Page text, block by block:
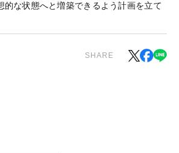
的な状態へと増築できるよう計画を立て
SHARE